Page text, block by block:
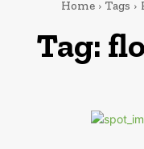
Home Tags
Tag: